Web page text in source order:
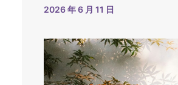
2026 年 6 月 11 日